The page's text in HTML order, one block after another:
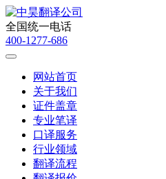
全国统一电话
400-1277-686
网站首页
关于我们
证件盖章
专业笔译
口译服务
行业领域
翻译流程